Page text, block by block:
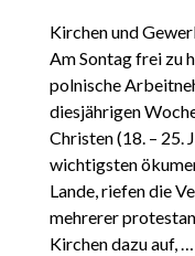
Kirchen und
Am Sontag frei zu
polnische
diesjährigen
Christen (18. – 25.
wichtigsten
Lande, riefen die
mehrerer
Kirchen dazu auf, …